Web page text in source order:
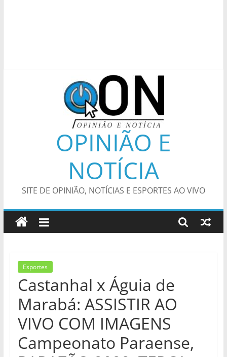
OPINIÃO E
NOTÍCIA
SITE DE OPINIÃO, NOTÍCIAS E ESPORTES AO VIVO
Esportes
Castanhal x Águia de
Marabá: ASSISTIR AO
VIVO COM IMAGENS
Campeonato Paraense,